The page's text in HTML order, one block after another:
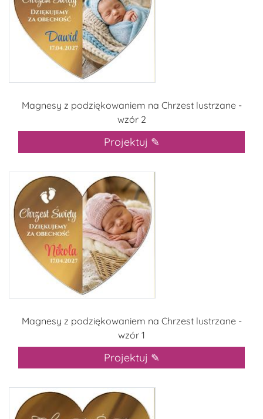
Magnesy z podziękowaniem na Chrzest lustrzane -
wzór 2
Projektuj ✎
Magnesy z podziękowaniem na Chrzest lustrzane -
wzór 1
Projektuj ✎